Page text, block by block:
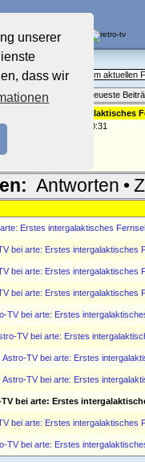
unserer
dass wir
und Meinungen zum aktuellen
• Neues Thema
Neueste
bei arte: Erstes intergalaktisches
, 14.09.06 00:31
irgendwo da draußen..
Antworten •
Erstes intergalaktisches
bei arte: Erstes intergalaktisches
bei arte: Erstes intergalaktisches
bei arte: Erstes intergalaktisches
TV bei arte: Erstes
TV bei arte: Erstes
Astro-TV bei arte: Erstes
Astro-TV bei arte: Erstes
bei arte: Erstes
bei arte: Erstes intergalaktisches
TV bei arte: Erstes